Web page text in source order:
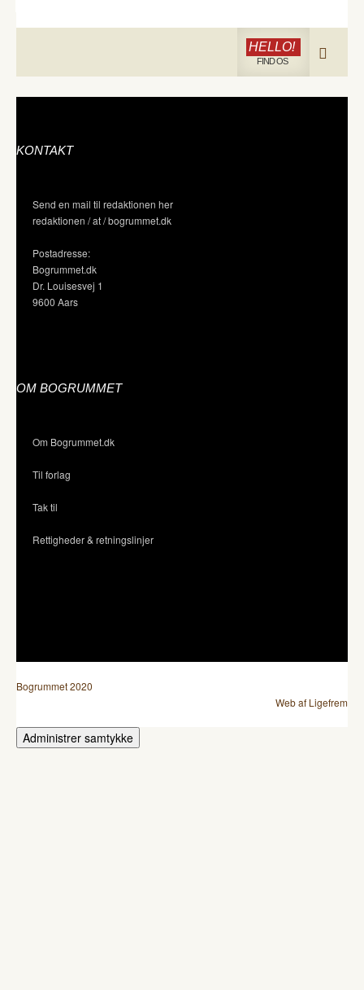
HELLO!
FIND OS
KONTAKT
Send en mail til redaktionen her
redaktionen / at / bogrummet.dk
Postadresse:
Bogrummet.dk
Dr. Louisesvej 1
9600 Aars
OM BOGRUMMET
Om Bogrummet.dk
Til forlag
Tak til
Rettigheder & retningslinjer
Bogrummet 2020
Web af Ligefrem
Administrer samtykke